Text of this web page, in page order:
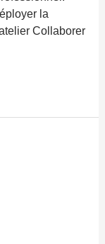
la
Collaborer